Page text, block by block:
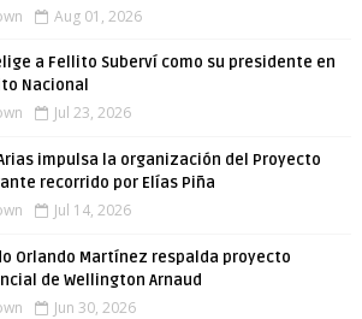
Aug 01, 2026
a Fellito Suberví como su presidente en
Nacional
Jul 23, 2026
impulsa la organización del Proyecto
recorrido por Elías Piña
Jul 14, 2026
Orlando Martínez respalda proyecto
de Wellington Arnaud
Jun 30, 2026